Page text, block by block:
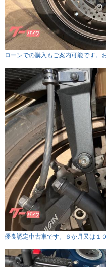
ローンでの購入もご案内可能です。
優良認定中古車です。６か月又は１